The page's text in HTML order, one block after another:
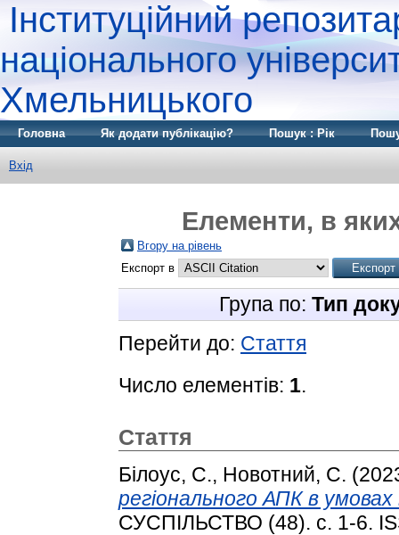
Інституційний
національного
Хмельницького
Головна Як додати публікацію? Пошук : Рік
Вхід
Елементи, в
Вгору на рівень
Експорт в
Група по: Тип
Перейти до: Стаття
Число елементів: 1.
Стаття
Білоус, С., Новотний, С.
регіонального АПК в умовах
СУСПІЛЬСТВО (48). с. 1-6.